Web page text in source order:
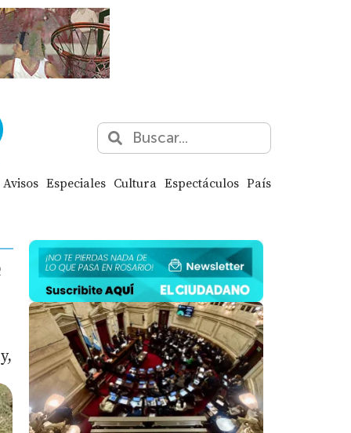
Avisos Especiales Cultura Espectáculos País